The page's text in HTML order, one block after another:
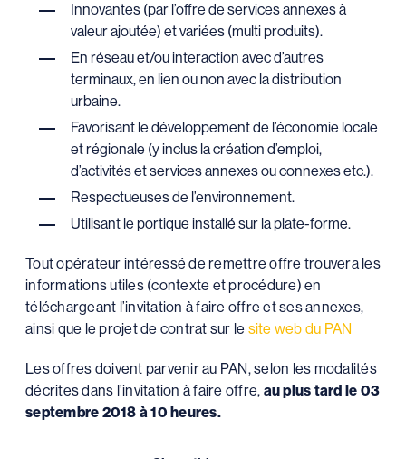
Innovantes (par l’offre de services annexes à
valeur ajoutée) et variées (multi produits).
En réseau et/ou interaction avec d’autres
terminaux, en lien ou non avec la distribution
urbaine.
Favorisant le développement de l’économie locale
et régionale (y inclus la création d’emploi,
d’activités et services annexes ou connexes etc.).
Respectueuses de l’environnement.
Utilisant le portique installé sur la plate-forme.
Tout opérateur intéressé de remettre offre trouvera les
informations utiles (contexte et procédure) en
téléchargeant l’invitation à faire offre et ses annexes,
ainsi que le projet de contrat sur le site web du PAN
Les offres doivent parvenir au PAN, selon les modalités
décrites dans l’invitation à faire offre, au plus tard le 03
septembre 2018 à 10 heures.